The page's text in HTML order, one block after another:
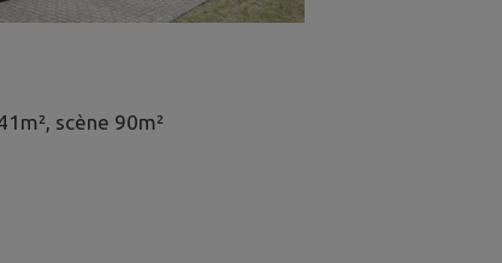
scène 90m²